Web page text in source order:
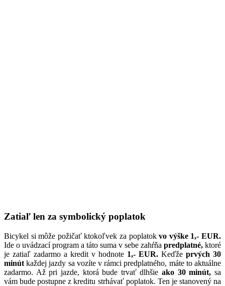
Zatiaľ len za symbolický poplatok
Bicykel si môže požičať ktokoľvek za poplatokvo výške 1,- EUR.
Ide o uvádzací program a táto suma v sebe zahŕňa predplatné, ktoré
je zatiaľ zadarmo a kredit v hodnote 1,- EUR. Keďže prvých 30
minút každej jazdy sa vozíte v rámci predplatného, máte to aktuálne
zadarmo. Až pri jazde, ktorá bude trvať dlhšieako 30 minút, sa
vám bude postupne z kreditu strhávať poplatok. Ten je stanovený na